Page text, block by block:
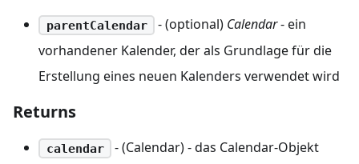
parentCalendar - (optional) Calendar- ein
vorhandener Kalender, der als Grundlage für die
Erstellung eines neuen Kalenders verwendet wird
Returns
calendar - (Calendar) - das Calendar-Objekt